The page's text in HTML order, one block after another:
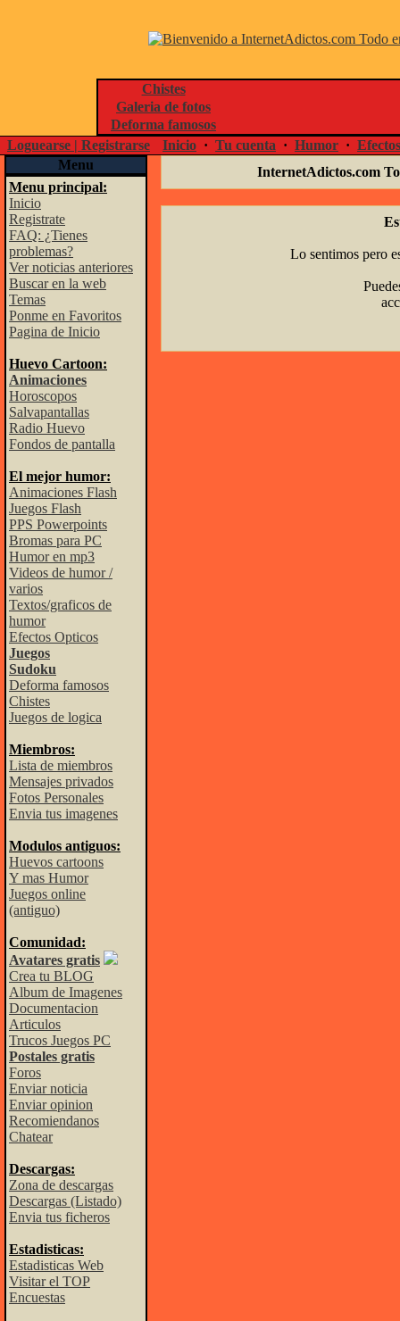
Chistes
Galeria de fotos
Deforma famosos
Loguearse | Registrarse
Inicio · Tu cuenta · Humor ·
Menu
Menu principal:
Inicio
Registrate
FAQ: ¿Tienes
problemas?
Ver noticias anteriores
Buscar en la web
Temas
Ponme en Favoritos
Pagina de Inicio
Huevo Cartoon:
Animaciones
Horoscopos
Salvapantallas
Radio Huevo
Fondos de pantalla
El mejor humor:
Animaciones Flash
Juegos Flash
PPS Powerpoints
Bromas para PC
Humor en mp3
Videos de humor /
varios
Textos/graficos de
humor
Efectos Opticos
Juegos
Sudoku
Deforma famosos
Chistes
Juegos de logica
Miembros:
Lista de miembros
Mensajes privados
Fotos Personales
Envia tus imagenes
Modulos antiguos:
Huevos cartoons
Y mas Humor
Juegos online
(antiguo)
Comunidad:
Avatares gratis
Crea tu BLOG
Album de Imagenes
Documentacion
Articulos
Trucos Juegos PC
Postales gratis
Foros
Enviar noticia
Enviar opinion
Recomiendanos
Chatear
Descargas:
Zona de descargas
Descargas (Listado)
Envia tus ficheros
Estadisticas:
Estadisticas Web
Visitar el TOP
Encuestas
InternetAdictos.com
Lo sentimos pero